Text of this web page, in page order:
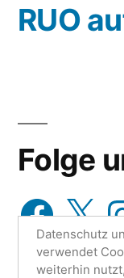
aus…
RUO
Folge
Facebook
X
Datenschutz
verwendet
weiterhin